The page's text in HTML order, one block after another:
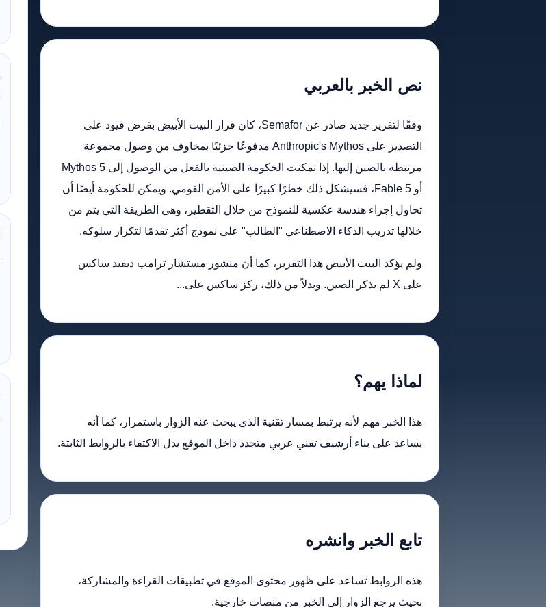
نص الخبر بالعربي
وفقًا لتقرير جديد صادر عن Semafor، كان قرار البيت الأبيض بفرض قيود على
التصدير على Anthropic's Mythos مدفوعًا جزئيًا بمخاوف من وصول مجموعة
مرتبطة بالصين إليها. إذا تمكنت الحكومة الصينية بالفعل من الوصول إلى Mythos 5
أو Fable 5، فسيشكل ذلك خطرًا كبيرًا على الأمن القومي. ويمكن للحكومة أيضًا أن
تحاول إجراء هندسة عكسية للنموذج من خلال التقطير، وهي الطريقة التي يتم من
خلالها تدريب الذكاء الاصطناعي "الطالب" على نموذج أكثر تقدمًا لتكرار سلوكه.
ولم يؤكد البيت الأبيض هذا التقرير، كما أن منشور مستشار ترامب ديفيد ساكس
على X لم يذكر الصين. وبدلاً من ذلك، ركز ساكس على...
لماذا يهم؟
هذا الخبر مهم لأنه يرتبط بمسار تقنية الذي يبحث عنه الزوار باستمرار، كما أنه
يساعد على بناء أرشيف تقني عربي متجدد داخل الموقع بدل الاكتفاء بالروابط الثابتة.
تابع الخبر وانشره
هذه الروابط تساعد على ظهور محتوى الموقع في تطبيقات القراءة والمشاركة،
بحيث يرجع الزوار إلى الخبر من منصات خارجية.